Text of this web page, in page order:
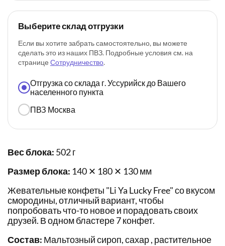
Выберите склад отгрузки
Если вы хотите забрать самостоятельно, вы можете
сделать это из наших ПВЗ. Подробные условия см. на
странице Сотрудничество.
Отгрузка со склада г. Уссурийск до Вашего
населенного пункта
ПВЗ Москва
Вес блока: 502 г
Размер блока: 140 ✕ 180 ✕ 130 мм
Жевательные конфеты "Li Ya Lucky Free" со вкусом
смородины, отличный вариант, чтобы
попробовать что-то новое и порадовать своих
друзей. В одном бластере 7 конфет.
Состав: Мальтозный сироп, сахар , растительное